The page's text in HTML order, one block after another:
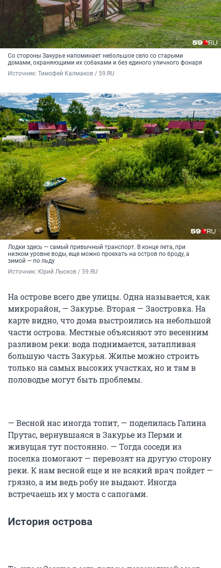
Со стороны Закурье напоминает небольшое село со старыми
домами, охраняющими их собаками и без единого уличного фонаря
Источник: Тимофей Калмаков / 59.RU
Лодки здесь — самый привычный транспорт. В конце лета, при
низком уровне воды, еще можно проехать на остров по броду, а
зимой — по льду
Источник: Юрий Лысков / 59.RU
На острове всего две улицы. Одна называется, как
микрорайон, — Закурье. Вторая — Заостровка. На
карте видно, что дома выстроились на небольшой
части острова. Местные объясняют это весенним
разливом реки: вода поднимается, затапливая
большую часть Закурья. Жилье можно строить
только на самых высоких участках, но и там в
половодье могут быть проблемы.
— Весной нас иногда топит, — поделилась Галина
Прутас, вернувшаяся в Закурье из Перми и
живущая тут постоянно. — Тогда соседи из
поселка помогают — перевозят на другую сторону
реки. К нам весной еще и не всякий врач пойдет —
грязно, а им ведь робу не выдают. Иногда
встречаешь их у моста с сапогами.
История острова